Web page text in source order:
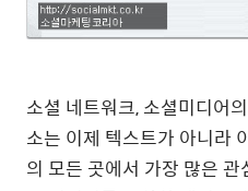
소셜 네트워크, 소셜미디어
소는 이제 텍스트가 아니라
의 모든 곳에서 가장 많은